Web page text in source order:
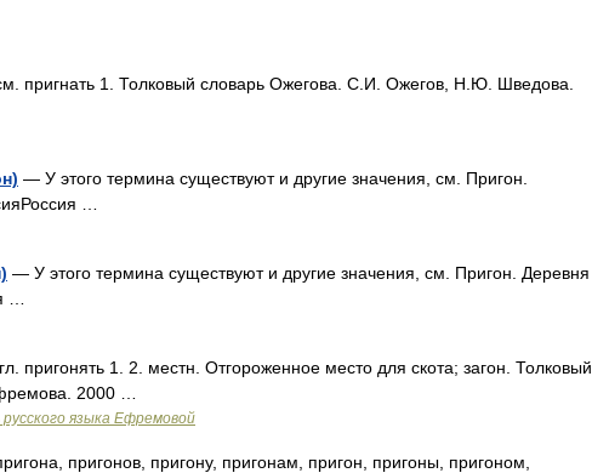
пригнать 1. Толковый словарь Ожегова. С.И. Ожегов, Н.Ю. Шведова.
— У этого термина существуют и другие значения, см. Пригон.
…
— У этого термина существуют и другие значения, см. Пригон. Деревня
…
пригонять 1. 2. местн. Отгороженное место для скота; загон. Толковый
2000 …
языка Ефремовой
пригонов, пригону, пригонам, пригон, пригоны, пригоном,